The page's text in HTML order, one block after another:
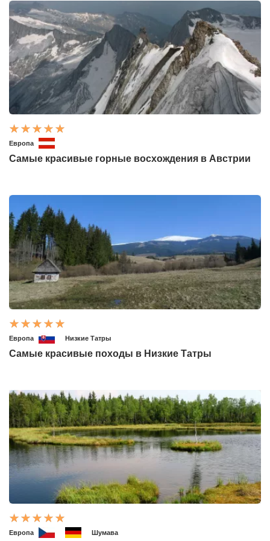
Европа
Самые красивые горные восхождения в Австрии
Европа Низкие Татры
Самые красивые походы в Низкие Татры
Европа Шумава